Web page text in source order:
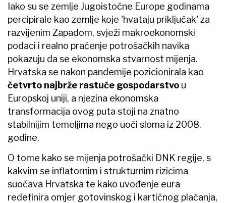
Iako su se zemlje Jugoistočne Europe godinama
percipirale kao zemlje koje 'hvataju priključak' za
razvijenim Zapadom, svježi makroekonomski
podaci i realno praćenje potrošačkih navika
pokazuju da se ekonomska stvarnost mijenja.
Hrvatska se nakon pandemije pozicionirala kao
četvrto najbrže rastuće gospodarstvo u
Europskoj uniji, a njezina ekonomska
transformacija ovog puta stoji na znatno
stabilnijim temeljima nego uoči sloma iz 2008.
godine.
O tome kako se mijenja potrošački DNK regije, s
kakvim se inflatornim i strukturnim rizicima
suočava Hrvatska te kako uvođenje eura
redefinira omjer gotovinskog i kartičnog plaćanja,